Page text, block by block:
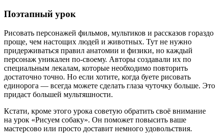
Поэтапный урок
Рисовать персонажей фильмов, мультиков и рассказов гораздо
проще, чем настощих людей и животных. Тут не нужно
придерживаться правил анатомии и физики, но каждый
персонаж уникален по-своему. Авторы создавали их по
специальным лекалам, которые необходимо повторить
достаточно точно. Но если хотите, когда буете рисовать
единорога — всегда можете сделать глаза чуточку больше. Это
придаст большей мультяшности.
Кстати, кроме этого урока советую обратить своё внимание
на урок «Рисуем собаку». Он поможет повысить ваше
мастерсово или просто доставит немного удовольствия.